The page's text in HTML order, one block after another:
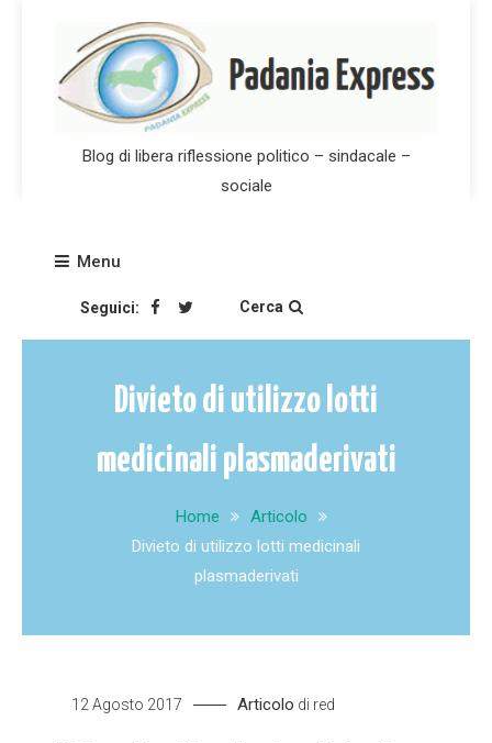
Blog di libera riflessione politico – sindacale –
sociale
Menu
Seguici: Cerca
Divieto di utilizzo lotti
medicinali plasmaderivati
Home
Articolo
Divieto di utilizzo lotti medicinali
plasmaderivati
12 Agosto 2017 Articolo di red